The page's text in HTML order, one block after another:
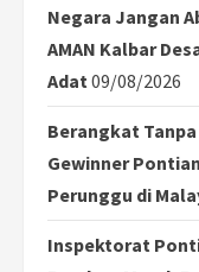
Negara Jangan
AMAN Kalbar
Adat 09/08/2026
Berangkat
Gewinner
Perunggu di
Inspektorat